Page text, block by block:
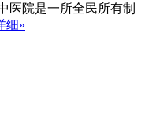
医院是一所全民所有制
细»